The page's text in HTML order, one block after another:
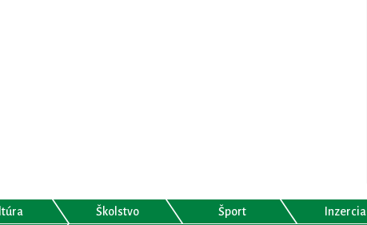
Školstvo Šport Inzercia